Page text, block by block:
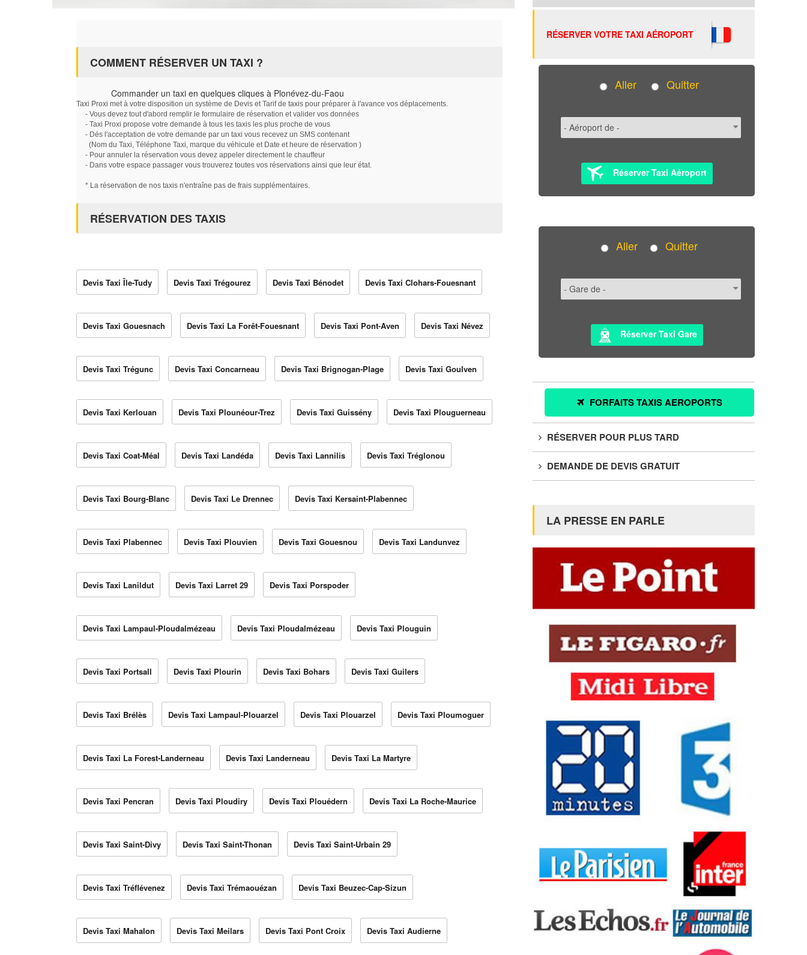
COMMENT RÉSERVER UN TAXI ?
Commander un taxi en quelques cliques à Plonévez-du-Faou
Taxi Proxi met à votre disposition un système de Devis et Tarif de taxis pour préparer à l'avance vos déplacements.
- Vous devez tout d'abord remplir le formulaire de réservation et valider vos données
- Taxi Proxi propose votre demande à tous les taxis les plus proche de vous
- Dés l'acceptation de votre demande par un taxi vous recevez un SMS contenant
(Nom du Taxi, Téléphone Taxi, marque du véhicule et Date et heure de réservation )
- Pour annuler la réservation vous devez appeler directement le chauffeur
- Dans votre espace passager vous trouverez toutes vos réservations ainsi que leur état.
* La réservation de nos taxis n'entraîne pas de frais supplémentaires.
RÉSERVATION DES TAXIS
Devis Taxi Île-Tudy Devis Taxi Trégourez Devis Taxi Bénodet Devis Taxi Clohars-Fouesnant
Devis Taxi Gouesnach Devis Taxi La Forêt-Fouesnant Devis Taxi Pont-Aven Devis Taxi Névez
Devis Taxi Trégunc Devis Taxi Concarneau Devis Taxi Brignogan-Plage Devis Taxi Goulven
Devis Taxi Kerlouan Devis Taxi Plounéour-Trez Devis Taxi Guissény Devis Taxi Plouguerneau
Devis Taxi Coat-Méal Devis Taxi Landéda Devis Taxi Lannilis Devis Taxi Tréglonou
Devis Taxi Bourg-Blanc Devis Taxi Le Drennec Devis Taxi Kersaint-Plabennec
Devis Taxi Plabennec Devis Taxi Plouvien Devis Taxi Gouesnou Devis Taxi Landunvez
Devis Taxi Lanildut Devis Taxi Larret 29 Devis Taxi Porspoder
Devis Taxi Lampaul-Ploudalmézeau Devis Taxi Ploudalmézeau Devis Taxi Plouguin
Devis Taxi Portsall Devis Taxi Plourin Devis Taxi Bohars Devis Taxi Guilers
Devis Taxi Brélès Devis Taxi Lampaul-Plouarzel Devis Taxi Plouarzel Devis Taxi Ploumoguer
Devis Taxi La Forest-Landerneau Devis Taxi Landerneau Devis Taxi La Martyre
Devis Taxi Pencran Devis Taxi Ploudiry Devis Taxi Plouédern Devis Taxi La Roche-Maurice
Devis Taxi Saint-Divy Devis Taxi Saint-Thonan Devis Taxi Saint-Urbain 29
Devis Taxi Tréflévenez Devis Taxi Trémaouézan Devis Taxi Beuzec-Cap-Sizun
Devis Taxi Mahalon Devis Taxi Meilars Devis Taxi Pont Croix Devis Taxi Audierne
RÉSERVER VOTRE TAXI AÉROPORT
Aller Quitter
Réserver Taxi Aéroport
Aller Quitter
Réserver Taxi Gare
FORFAITS TAXIS AEROPORTS
RÉSERVER POUR PLUS TARD
DEMANDE DE DEVIS GRATUIT
LA PRESSE EN PARLE